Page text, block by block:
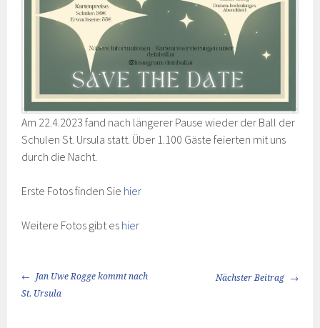
Am 22.4.2023 fand nach längerer Pause wieder der Ball der
Schulen St. Ursula statt. Über 1.100 Gäste feierten mit uns
durch die Nacht.
Erste Fotos finden Sie hier
Weitere Fotos gibt es hier
BEITRAGS-
NAVIGATION
Jan Uwe Rogge kommt nach
St. Ursula
Nächster Beitrag